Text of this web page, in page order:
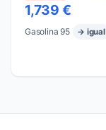
1,739 €
Gasolina 95 → igual